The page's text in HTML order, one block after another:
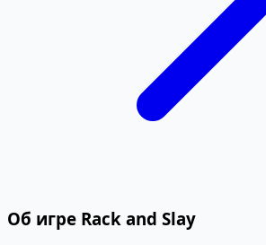
Об игре Rack and Slay